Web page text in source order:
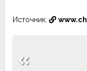
Источник:
по